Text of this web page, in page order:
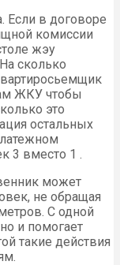
Если в договоре
комиссии
жэу
сколько
ЖКУ чтобы
это
остальных
3 вместо 1 .
может
не обращая
С одной
и помогает
такие действия